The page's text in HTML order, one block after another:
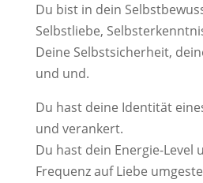
Du bist in dein
Selbstliebe,
Deine Selbstsicherheit,
und und.
Du hast deine Identität
und verankert.
Du hast dein Energie-Level
Frequenz auf Liebe